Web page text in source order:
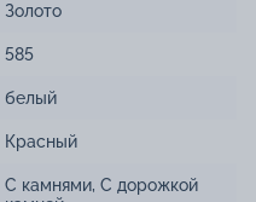
Золото
585
белый
Красный
С камнями, С дорожкой